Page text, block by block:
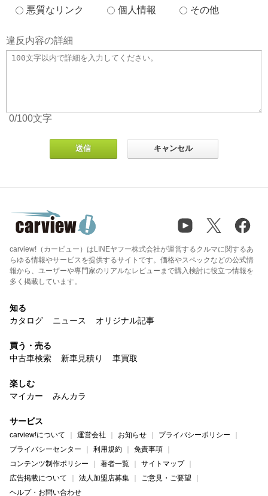
悪質なリンク
個人情報 その他
違反内容の詳細
0/100文字
carview!（カービュー）はLINEヤフー株式会社が運営するクルマに関するあ
らゆる情報やサービスを提供するサイトです。価格やスペックなどの公式情
報から、ユーザーや専門家のリアルなレビューまで購入検討に役立つ情報を
多く掲載しています。
知る
カタログ
ニュース オリジナル記事
買う・売る
中古車検索
新車見積り 車買取
楽しむ
マイカー
みんカラ
サービス
carview!について 運営会社 お知らせ
プライバシーポリシー
プライバシーセンター
利用規約
免責事項
コンテンツ制作ポリシー
著者一覧
サイトマップ
広告掲載について
法人加盟店募集
ご意見・ご要望
ヘルプ・お問い合わせ